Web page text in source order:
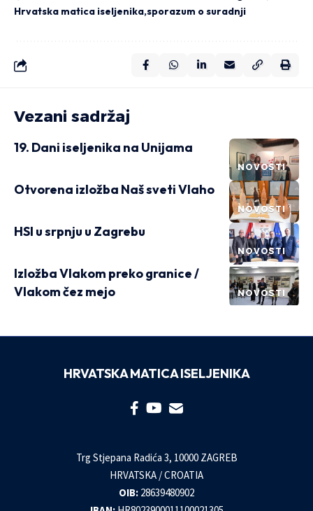
Hrvatska matica iseljenika sporazum o suradnji
Vezani sadržaj
NOVOSTI
19. Dani iseljenika na Unijama
NOVOSTI
Otvorena izložba Naš sveti Vlaho
NOVOSTI
HSI u srpnju u Zagrebu
NOVOSTI
Izložba Vlakom preko granice /
Vlakom čez mejo
HRVATSKA MATICA ISELJENIKA
Trg Stjepana Radića 3, 10000 ZAGREB
HRVATSKA / CROATIA
OIB: 28639480902